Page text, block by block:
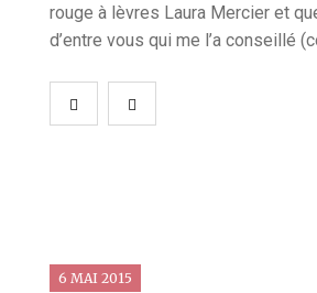
rouge à lèvres Laura Mercier et
d’entre vous qui me l’a conseillé
6 MAI 2015